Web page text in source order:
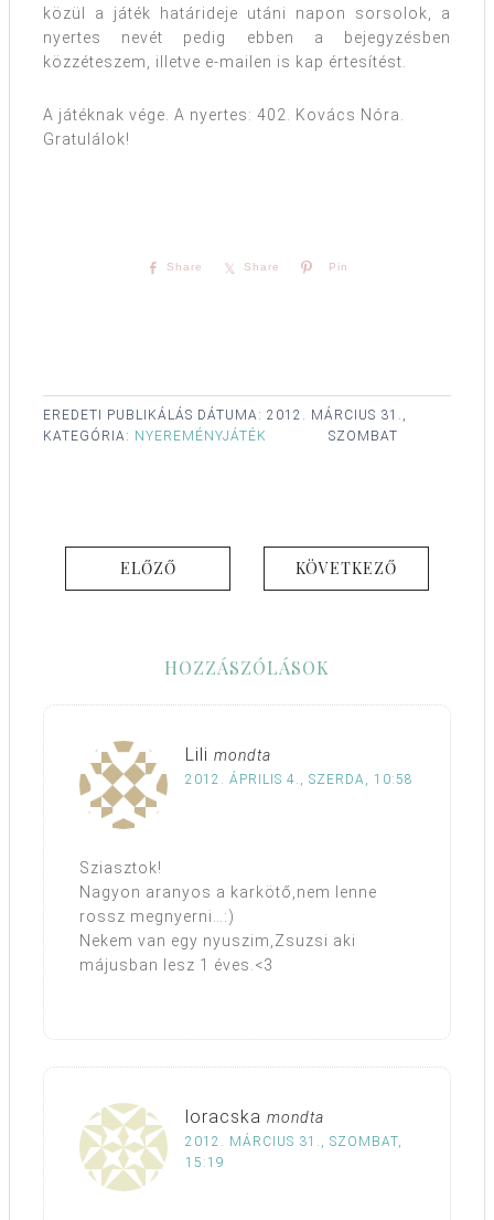
közül a játék határideje utáni napon sorsolok, a
nyertes nevét pedig ebben a bejegyzésben
közzéteszem, illetve e-mailen is kap értesítést.
A játéknak vége. A nyertes: 402. Kovács Nóra.
Gratulálok!
Share Share Pin
EREDETI PUBLIKÁLÁS DÁTUMA: 2012. MÁRCIUS 31.,
SZOMBAT
KATEGÓRIA: NYEREMÉNYJÁTÉK
ELŐZŐ KÖVETKEZŐ
HOZZÁSZÓLÁSOK
Lili mondta
2012. ÁPRILIS 4., SZERDA, 10:58
Sziasztok!
Nagyon aranyos a karkötő,nem lenne
rossz megnyerni…:)
Nekem van egy nyuszim,Zsuzsi aki
májusban lesz 1 éves.<3
loracska mondta
2012. MÁRCIUS 31., SZOMBAT,
15:19